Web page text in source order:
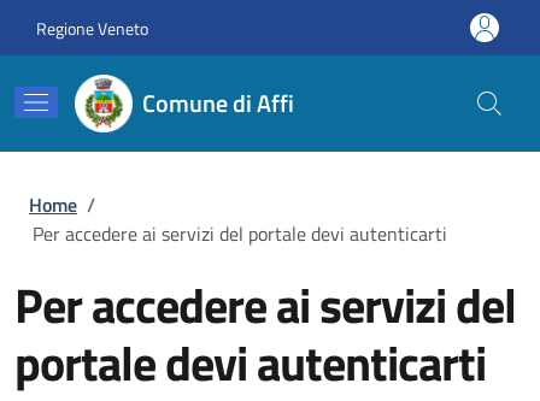
Regione Veneto
Comune di Affi
Briciole di pane
Home /
Per accedere ai servizi del portale devi autenticarti
Per accedere ai servizi del
portale devi autenticarti